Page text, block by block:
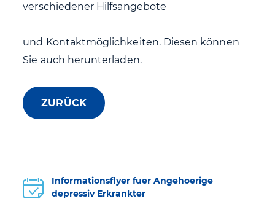
verschiedener Hilfsangebote
und Kontaktmöglichkeiten. Diesen können
Sie auch herunterladen.
ZURÜCK
Informationsflyer fuer Angehoerige
depressiv Erkrankter